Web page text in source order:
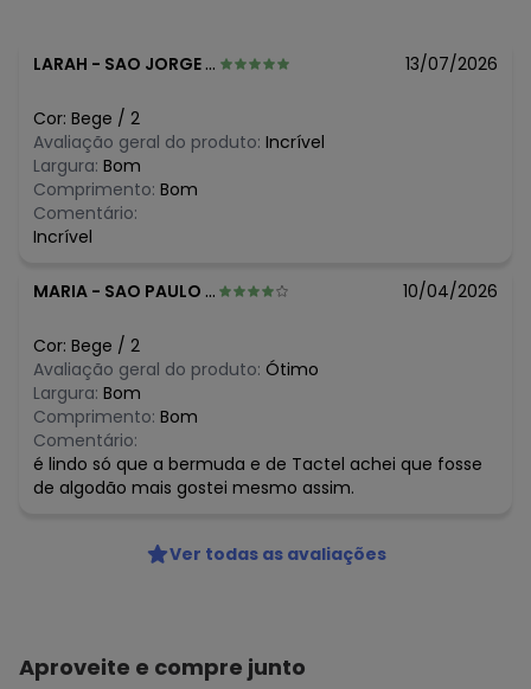
Composição: Camiseta: 100% Algodão | Short: 93% Poliéster
Histórico de preços
O preço apresentado abaixo é o menor oferecido em
algum dia do mês, para o menor tamanho disponível.
agosto/2026
maio/2026 R$ 57,71
março/2026
fevereiro/2026
LARAH - SAO JORGE DO TIRADENTES R - ES 13/07/2026
Cor: Bege / 2
Avaliação geral do produto: Incrível
Largura: Bom
Comprimento: Bom
Comentário:
Incrível
MARIA - SAO PAULO - SP 10/04/2026
Cor: Bege / 2
Avaliação geral do produto: Ótimo
Largura: Bom
Comprimento: Bom
Comentário:
é lindo só que a bermuda e de Tactel achei que fosse
de algodão mais gostei mesmo assim.
Ver todas as avaliações
Aproveite e compre junto